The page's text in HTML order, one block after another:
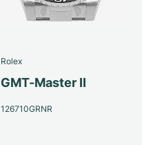
Rolex
GMT-Master II
126710GRNR